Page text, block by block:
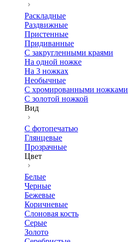
Раскладные
Раздвижные
Пристенные
Придиванные
С закругленными краями
На одной ножке
На 3 ножках
Необычные
С хромированными ножками
С золотой ножкой
Вид
С фотопечатью
Глянцевые
Прозрачные
Цвет
Белые
Черные
Бежевые
Коричневые
Слоновая кость
Серые
Золото